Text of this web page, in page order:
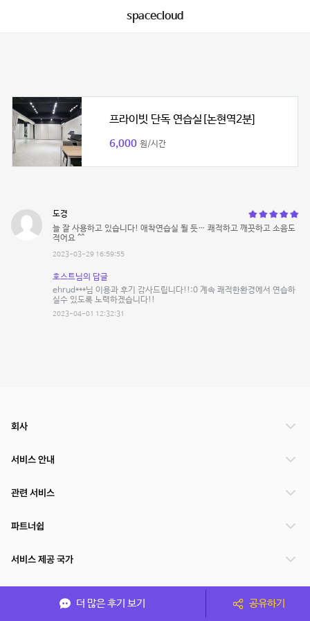
spacecloud
프라이빗 단독 연습실[논현역2분]
6,000 원/시간
도경
늘 잘 사용하고 있습니다! 애착연습실 될 듯… 쾌적하고 깨끗하고 소음도
적어요 ^^
2023-03-29 16:59:55
호스트님의 답글
ehrud***님 이용과 후기 감사드립니다!!:0 계속 쾌적한환경에서 연습하
실수 있도록 노력하겠습니다!!
2023-04-01 12:32:31
더 많은 후기 보기 공유하기
회사
서비스 안내
관련 서비스
파트너쉽
서비스 제공 국가
(주)NSPACE 사업자정보